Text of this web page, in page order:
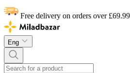
Free delivery on orders over £69.99
Eng